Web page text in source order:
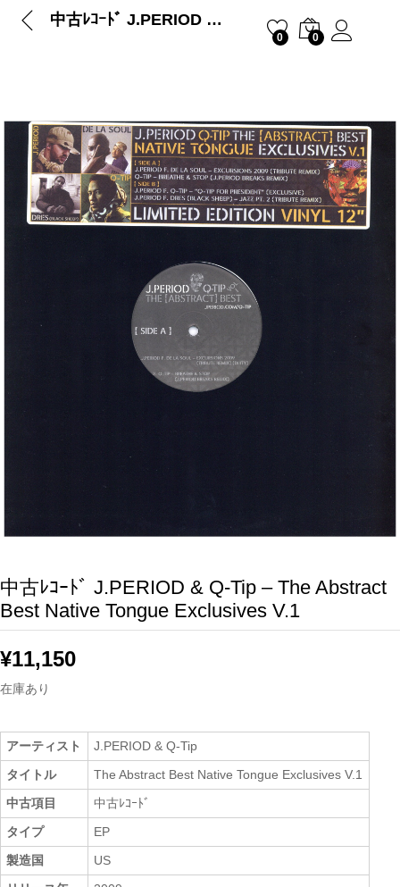
中古ﾚｺｰﾄﾞ J.PERIOD & Q-Tip – The Abstract Best Native Tongue Exclusives V.1
0 0
中古ﾚｺｰﾄﾞ J.PERIOD & Q-Tip – The Abstract
Best Native Tongue Exclusives V.1
¥11,150
在庫あり
アーティスト
J.PERIOD & Q-Tip
タイトル
The Abstract Best Native Tongue Exclusives V.1
中古項目
中古ﾚｺｰﾄﾞ
タイプ
EP
製造国
US